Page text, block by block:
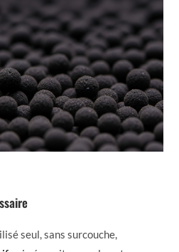
seul, sans surcouche,